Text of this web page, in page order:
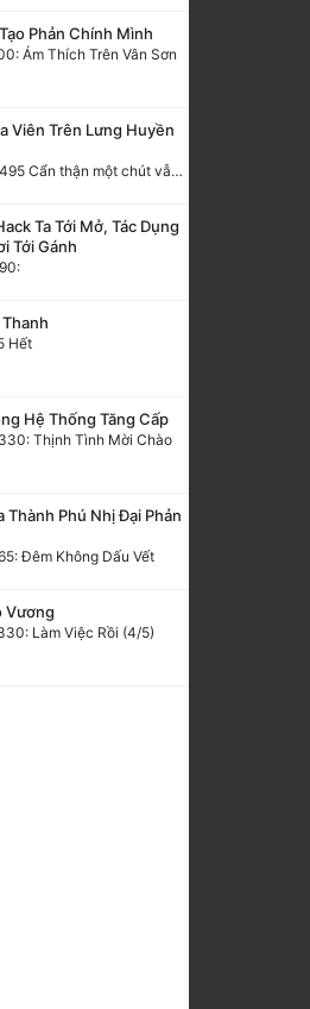
Phản Chính Mình
Ám Thích Trên Vân Sơn
Viên Trên Lưng Huyền
Chương 4495 Cẩn thận một chút vẫn là tốt.
Ta Tới Mở, Tác Dụng
Tới Gánh
Hết
Hệ Thống Tăng Cấp
Thịnh Tình Mời Chào
Thành Phú Nhị Đại Phản
Đêm Không Dấu Vết
Vương
Làm Việc Rồi (4/5)